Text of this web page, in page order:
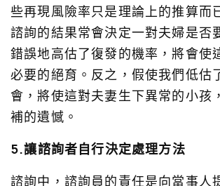
些再現風險率只是理論上的推算而
諮詢的結果常會決定一對夫婦是否
錯誤地高估了復發的機率，將會使
必要的絕育。反之，假使我們低估
會，將使這對夫妻生下異常的小孩
補的遺憾。
5.讓諮詢者自行決定處理方法
諮詢中，諮詢員的責任是向當事人